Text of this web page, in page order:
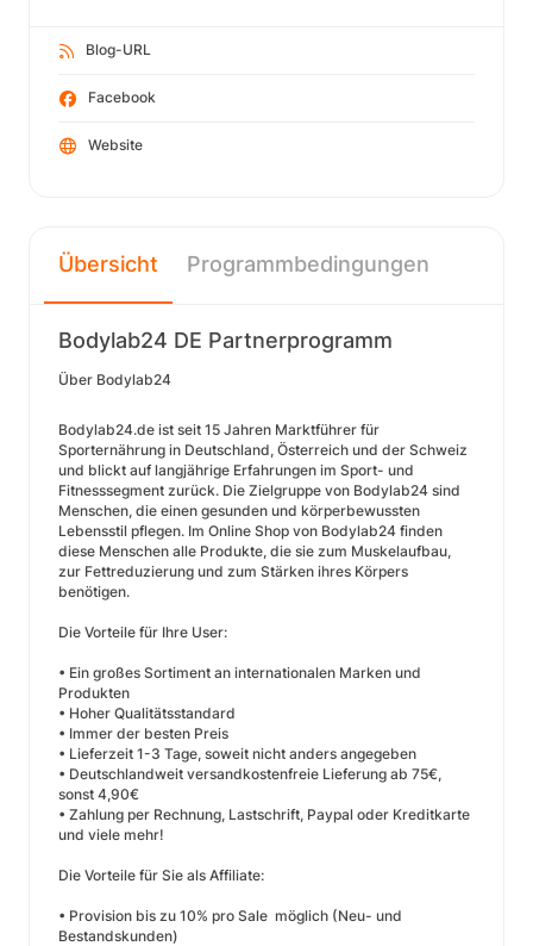
Blog-URL
Facebook
Website
Übersicht Programmbedingungen
Bodylab24 DE Partnerprogramm
Über Bodylab24
Bodylab24.de ist seit 15 Jahren Marktführer für
Sporternährung in Deutschland, Österreich und der Schweiz
und blickt auf langjährige Erfahrungen im Sport- und
Fitnesssegment zurück. Die Zielgruppe von Bodylab24 sind
Menschen, die einen gesunden und körperbewussten
Lebensstil pflegen. Im Online Shop von Bodylab24 finden
diese Menschen alle Produkte, die sie zum Muskelaufbau,
zur Fettreduzierung und zum Stärken ihres Körpers
benötigen.
Die Vorteile für Ihre User:
• Ein großes Sortiment an internationalen Marken und
Produkten
• Hoher Qualitätsstandard
• Immer der besten Preis
• Lieferzeit 1-3 Tage, soweit nicht anders angegeben
• Deutschlandweit versandkostenfreie Lieferung ab 75€,
sonst 4,90€
• Zahlung per Rechnung, Lastschrift, Paypal oder Kreditkarte
und viele mehr!
Die Vorteile für Sie als Affiliate:
• Provision bis zu 10% pro Sale möglich (Neu- und
Bestandskunden)